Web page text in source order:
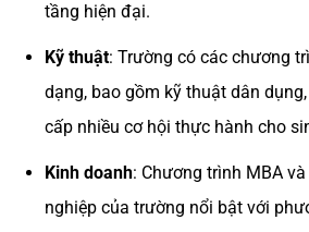
tầng hiện đại.
Kỹ thuật: Trường có các chương
dạng, bao gồm kỹ thuật dân
cấp nhiều cơ hội thực hành cho
Kinh doanh: Chương trình MBA
nghiệp của trường nổi bật với